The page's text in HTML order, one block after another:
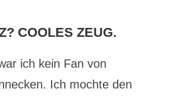
COOLES ZEUG.
ich kein Fan von
Ich mochte den